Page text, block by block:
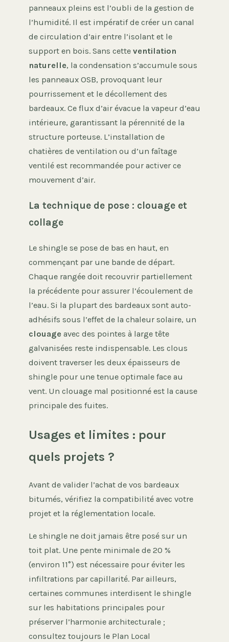
panneaux pleins est l’oubli de la gestion de
l’humidité. Il est impératif de créer un canal
de circulation d’air entre l’isolant et le
support en bois. Sans cette ventilation
naturelle, la condensation s’accumule sous
les panneaux OSB, provoquant leur
pourrissement et le décollement des
bardeaux. Ce flux d’air évacue la vapeur d’eau
intérieure, garantissant la pérennité de la
structure porteuse. L’installation de
chatières de ventilation ou d’un faîtage
ventilé est recommandée pour activer ce
mouvement d’air.
La technique de pose : clouage et
collage
Le shingle se pose de bas en haut, en
commençant par une bande de départ.
Chaque rangée doit recouvrir partiellement
la précédente pour assurer l’écoulement de
l’eau. Si la plupart des bardeaux sont auto-
adhésifs sous l’effet de la chaleur solaire, un
clouage avec des pointes à large tête
galvanisées reste indispensable. Les clous
doivent traverser les deux épaisseurs de
shingle pour une tenue optimale face au
vent. Un clouage mal positionné est la cause
principale des fuites.
Usages et limites : pour
quels projets ?
Avant de valider l’achat de vos bardeaux
bitumés, vérifiez la compatibilité avec votre
projet et la réglementation locale.
Le shingle ne doit jamais être posé sur un
toit plat. Une pente minimale de 20 %
(environ 11°) est nécessaire pour éviter les
infiltrations par capillarité. Par ailleurs,
certaines communes interdisent le shingle
sur les habitations principales pour
préserver l’harmonie architecturale ;
consultez toujours le Plan Local